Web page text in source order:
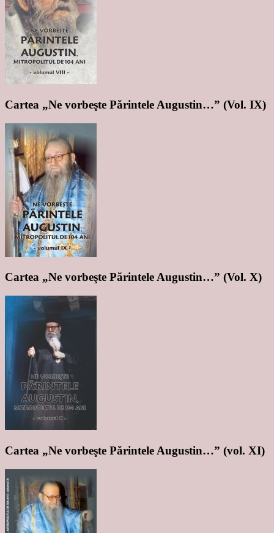
Cartea „Ne vorbeşte Părintele Augustin…” (Vol. IX)
Cartea „Ne vorbeşte Părintele Augustin…” (Vol. X)
Cartea „Ne vorbeşte Părintele Augustin…” (vol. XI)